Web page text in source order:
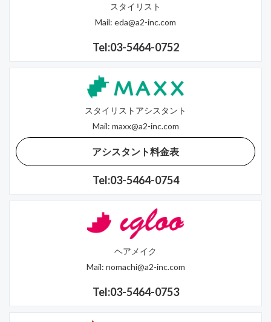
スタイリスト
Mail: eda@a2-inc.com
Tel:03-5464-0752
スタイリストアシスタント
Mail: maxx@a2-inc.com
アシスタント料金表
Tel:03-5464-0754
ヘアメイク
Mail: nomachi@a2-inc.com
Tel:03-5464-0753